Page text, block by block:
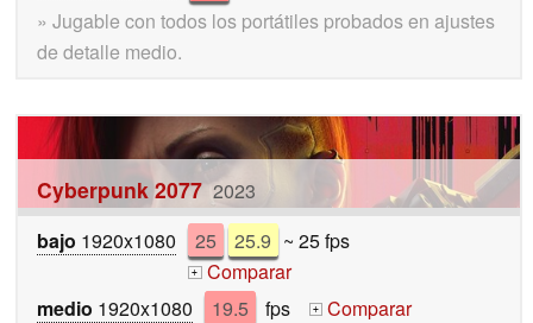
» Jugable con todos los portátiles probados en ajustes
de detalle medio.
Cyberpunk 2077 2023
bajo 1920x1080 25 25.9 ~ 25 fps
+ Comparar
medio 1920x1080 19.5 fps +
Comparar